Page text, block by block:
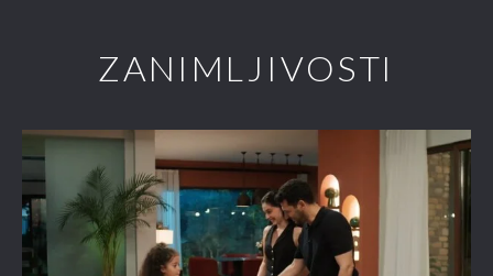
ZANIMLJIVOSTI